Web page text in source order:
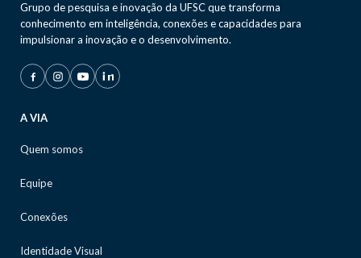
Grupo de pesquisa e inovação da UFSC que transforma
conhecimento em inteligência, conexões e capacidades para
impulsionar a inovação e o desenvolvimento.
A VIA
Quem somos
Equipe
Conexões
Identidade Visual